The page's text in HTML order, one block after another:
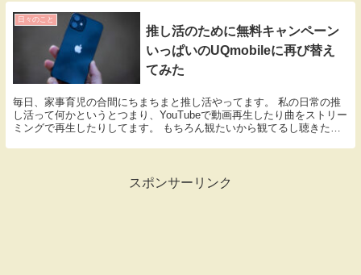
日々のこと
推し活のために無料キャンペーン
いっぱいのUQmobileに再び替え
てみた
毎日、家事育児の合間にちまちまと推し活やってます。 私の日常の推
し活って何かというとつまり、YouTubeで動画再生したり曲をストリー
ミングで再生したりしてます。 もちろん観たいから観てるし聴きたい
スポンサーリンク